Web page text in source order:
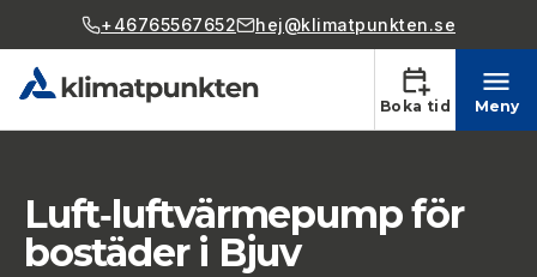
+46765567652 hej@klimatpunkten.se
Boka tid Meny
Luft‑luftvärmepump för
bostäder i Bjuv